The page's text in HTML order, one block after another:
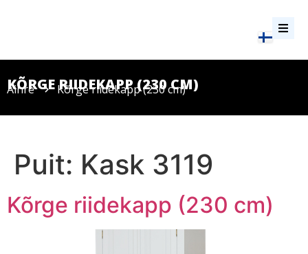
KÕRGE RIIDEKAPP (230 CM)
Ainre Kõrge riidekapp (230 cm)
Puit: Kask 3119
Kõrge riidekapp (230 cm)